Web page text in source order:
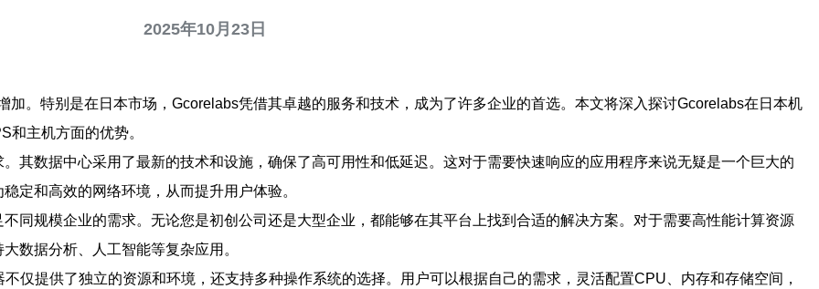
2025年10月23日
。特别是在日本市场，Gcorelabs凭借其卓越的服务和技术，成为了许多企业的首选。本文将深入探讨Gcorelabs在日本机
和主机方面的优势。
其数据中心采用了最新的技术和设施，确保了高可用性和低延迟。这对于需要快速响应的应用程序来说无疑是一个巨大的
定和高效的网络环境，从而提升用户体验。
同规模企业的需求。无论您是初创公司还是大型企业，都能够在其平台上找到合适的解决方案。对于需要高性能计算资源
数据分析、人工智能等复杂应用。
仅提供了独立的资源和环境，还支持多种操作系统的选择。用户可以根据自己的需求，灵活配置CPU、内存和存储空间，